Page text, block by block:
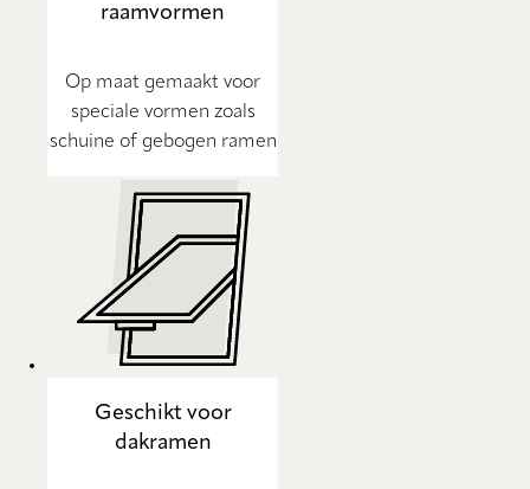
raamvormen
Op maat gemaakt voor
speciale vormen zoals
schuine of gebogen ramen
Geschikt voor
dakramen